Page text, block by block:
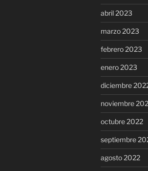
abril 2023
marzo 2023
febrero 2023
enero 2023
diciembre
noviembre
octubre 2022
septiembre
agosto 2022